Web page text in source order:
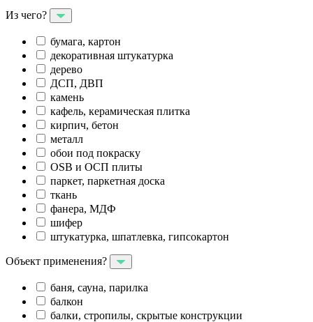
Из чего?
бумага, картон
декоративная штукатурка
дерево
ДСП, ДВП
камень
кафель, керамическая плитка
кирпич, бетон
металл
обои под покраску
OSB и ОСП плиты
паркет, паркетная доска
ткань
фанера, МДФ
шифер
штукатурка, шпатлевка, гипсокартон
Объект применения?
баня, сауна, парилка
балкон
балки, стропилы, скрытые конструкции